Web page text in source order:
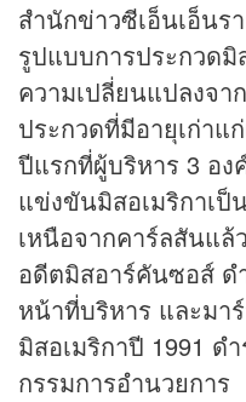
สำนักข่าวซีเอ็นเอ็นร
รูปแบบการประกวด
ความเปลี่ยนแปลงจา
ประกวดที่มีอายุเก่าแ
ปีแรกที่ผู้บริหาร 3 อง
แข่งขันมิสอเมริกาเ
เหนือจากคาร์ลสันแล้
อดีตมิสอาร์คันซอส์ ด
หน้าที่บริหาร และมา
มิสอเมริกาปี 1991 ด
กรรมการอำนวยการ